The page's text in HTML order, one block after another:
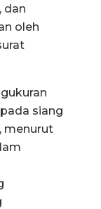
dan
oleh
siang
menurut